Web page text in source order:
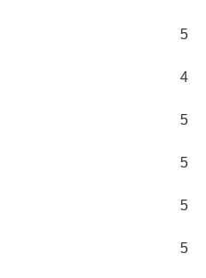
5
4
5
5
5
5